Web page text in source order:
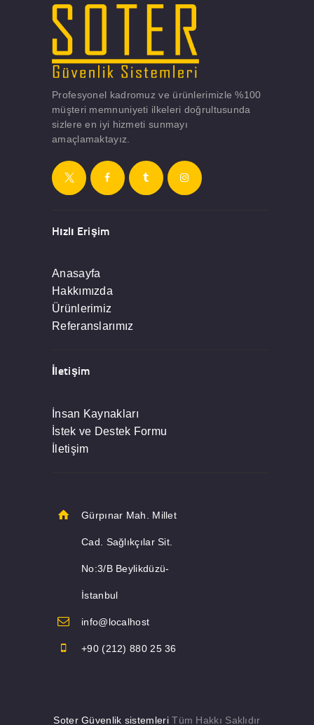
Profesyonel kadromuz ve ürünlerimizle %100
müşteri memnuniyeti ilkeleri doğrultusunda
sizlere en iyi hizmeti sunmayı
amaçlamaktayız.
Hızlı Erişim
Anasayfa
Hakkımızda
Ürünlerimiz
Referanslarımız
İletişim
İnsan Kaynakları
İstek ve Destek Formu
İletişim
Gürpınar Mah. Millet
Cad. Sağlıkçılar Sit.
No:3/B Beylikdüzü-
İstanbul
info@localhost
+90 (212) 880 25 36
Soter Güvenlik sistemleriTüm Hakkı Saklıdır